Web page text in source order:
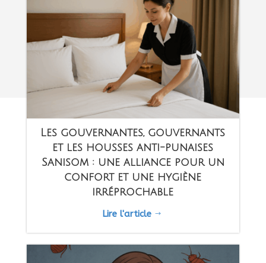
Les gouvernantes, gouvernants
et les housses anti-punaises
Sanisom : une alliance pour un
confort et une hygiène
irréprochable
Lire l'article $